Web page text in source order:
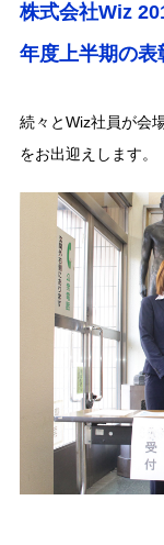
株式会社Wiz
年度上半期の表
続々とWiz社員が会
をお出迎えします。